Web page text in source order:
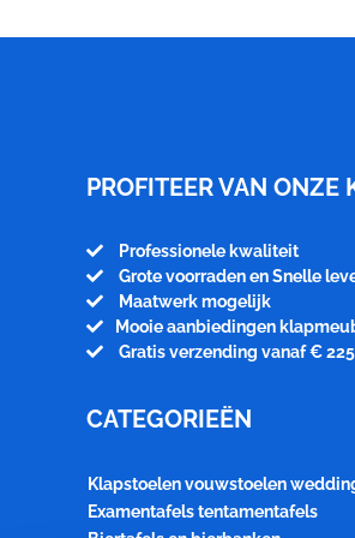
PROFITEER VAN ONZE
Professionele kwaliteit
Grote voorraden en Snelle
Maatwerk mogelijk
Mooie aanbiedingen
Gratis verzending vanaf €
CATEGORIEËN
Klapstoelen vouwstoelen
Examentafels tentamentafels